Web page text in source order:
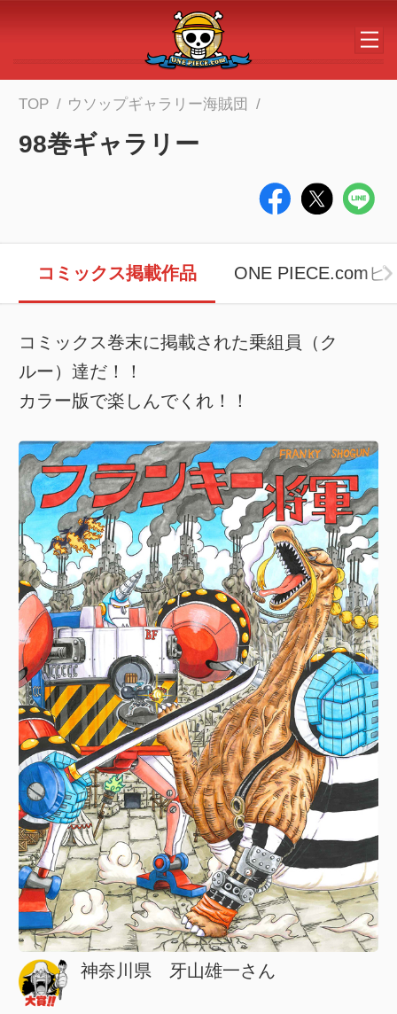
メインコンテンツへスキップする
TOP ウソップギャラリー海賊団
98巻ギャラリー
コミックス掲載作品 ONE PIECE.comピ
コミックス巻末に掲載された乗組員（ク
ルー）達だ！！
カラー版で楽しんでくれ！！
大賞 神奈川県 牙山雄一さん